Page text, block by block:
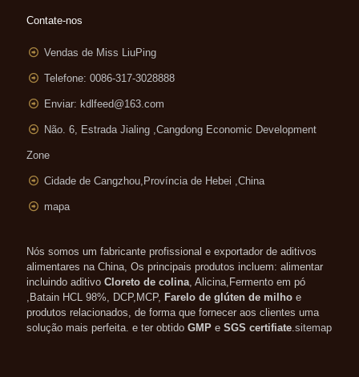
Contate-nos
Vendas de Miss LiuPing
Telefone: 0086-317-3028888
Enviar: kdlfeed@163.com
Não. 6, Estrada Jialing ,Cangdong Economic Development
Zone
Cidade de Cangzhou,Província de Hebei ,China
mapa
Nós somos um fabricante profissional e exportador de aditivos
alimentares na China, Os principais produtos incluem: alimentar
incluindo aditivo Cloreto de colina, Alicina,Fermento em pó
,Batain HCL 98%, DCP,MCP, Farelo de glúten de milho e
produtos relacionados, de forma que fornecer aos clientes uma
solução mais perfeita. e ter obtido GMP e SGS certifiate.sitemap